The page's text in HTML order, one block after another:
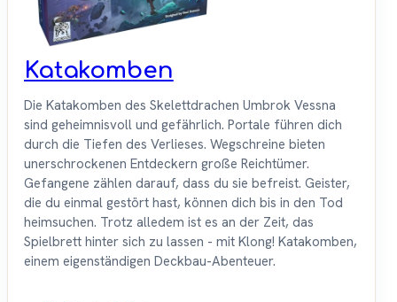
Katakomben
Die Katakomben des Skelettdrachen Umbrok Vessna
sind geheimnisvoll und gefährlich. Portale führen dich
durch die Tiefen des Verlieses. Wegschreine bieten
unerschrockenen Entdeckern große Reichtümer.
Gefangene zählen darauf, dass du sie befreist. Geister,
die du einmal gestört hast, können dich bis in den Tod
heimsuchen. Trotz alledem ist es an der Zeit, das
Spielbrett hinter sich zu lassen - mit Klong! Katakomben,
einem eigenständigen Deckbau-Abenteuer.